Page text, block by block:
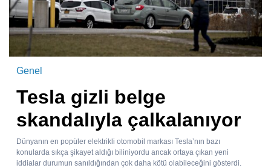
Genel
Tesla gizli belge
skandalıyla çalkalanıyor
Dünyanın en popüler elektrikli otomobil markası Tesla’nın bazı
konularda sıkça şikayet aldığı biliniyordu ancak ortaya çıkan yeni
iddialar durumun sanıldığından çok daha kötü olabileceğini gösterdi.